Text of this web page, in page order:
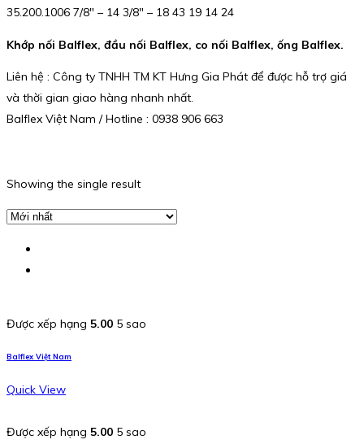
35.200.1006 7/8″ – 14 3/8″ – 18 43 19 14 24
Khớp nối Balflex, đầu nối Balflex, co nối Balflex, ống Balflex.
Liên hệ : Công ty TNHH TM KT Hưng Gia Phát để được hỗ trợ giá
và thời gian giao hàng nhanh nhất.
Balflex Việt Nam / Hotline : 0938 906 663
Showing the single result
Được xếp hạng 5.00 5 sao
Balflex Việt Nam
Quick View
Được xếp hạng 5.00 5 sao